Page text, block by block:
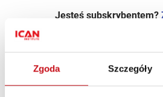
Zgoda Szczegóły
Jesteś subskrybentem?